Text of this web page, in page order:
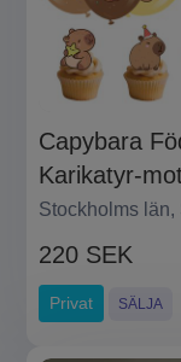
Capybara
Karikatyr-
Stockholms län,
220 SEK
Privat SÄLJA